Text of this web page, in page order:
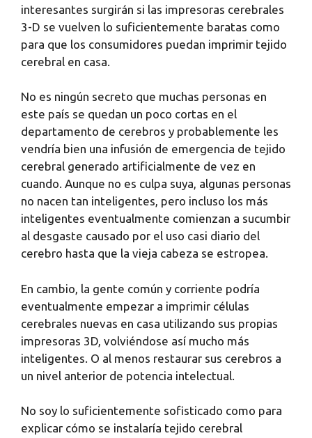
interesantes surgirán si las impresoras cerebrales
3-D se vuelven lo suficientemente baratas como
para que los consumidores puedan imprimir tejido
cerebral en casa.
No es ningún secreto que muchas personas en
este país se quedan un poco cortas en el
departamento de cerebros y probablemente les
vendría bien una infusión de emergencia de tejido
cerebral generado artificialmente de vez en
cuando. Aunque no es culpa suya, algunas personas
no nacen tan inteligentes, pero incluso los más
inteligentes eventualmente comienzan a sucumbir
al desgaste causado por el uso casi diario del
cerebro hasta que la vieja cabeza se estropea.
En cambio, la gente común y corriente podría
eventualmente empezar a imprimir células
cerebrales nuevas en casa utilizando sus propias
impresoras 3D, volviéndose así mucho más
inteligentes. O al menos restaurar sus cerebros a
un nivel anterior de potencia intelectual.
No soy lo suficientemente sofisticado como para
explicar cómo se instalaría tejido cerebral